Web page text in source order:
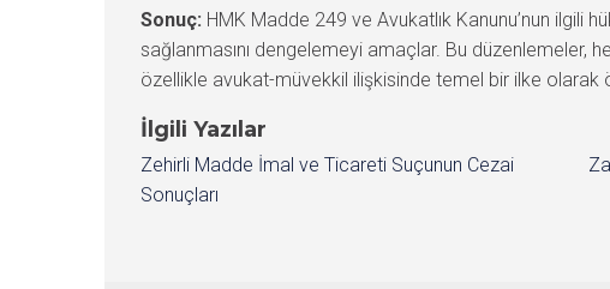
Sonuç: HMK Madde 249 ve Avukatlık Kanunu’nun ilgili
sağlanmasını dengelemeyi amaçlar. Bu düzenlemeler,
özellikle avukat-müvekkil ilişkisinde temel bir ilke olarak
İlgili Yazılar
Zehirli Madde İmal ve Ticareti Suçunun Cezai
Sonuçları